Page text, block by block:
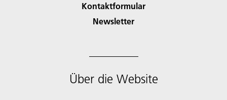
Kontaktformular
Newsletter
Über die Website